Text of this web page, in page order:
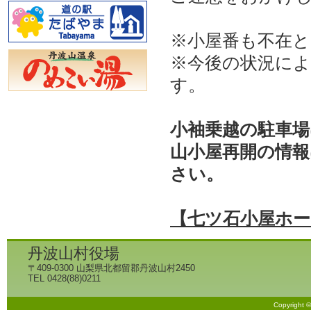
※小屋番も不在
※今後の状況に
す。
小袖乗越の駐車
山小屋再開の情
さい。
【七ツ石小屋ホ
丹波山村役場
〒409-0300 山梨県北都留郡丹波山村2450
TEL 0428(88)0211
Copyright